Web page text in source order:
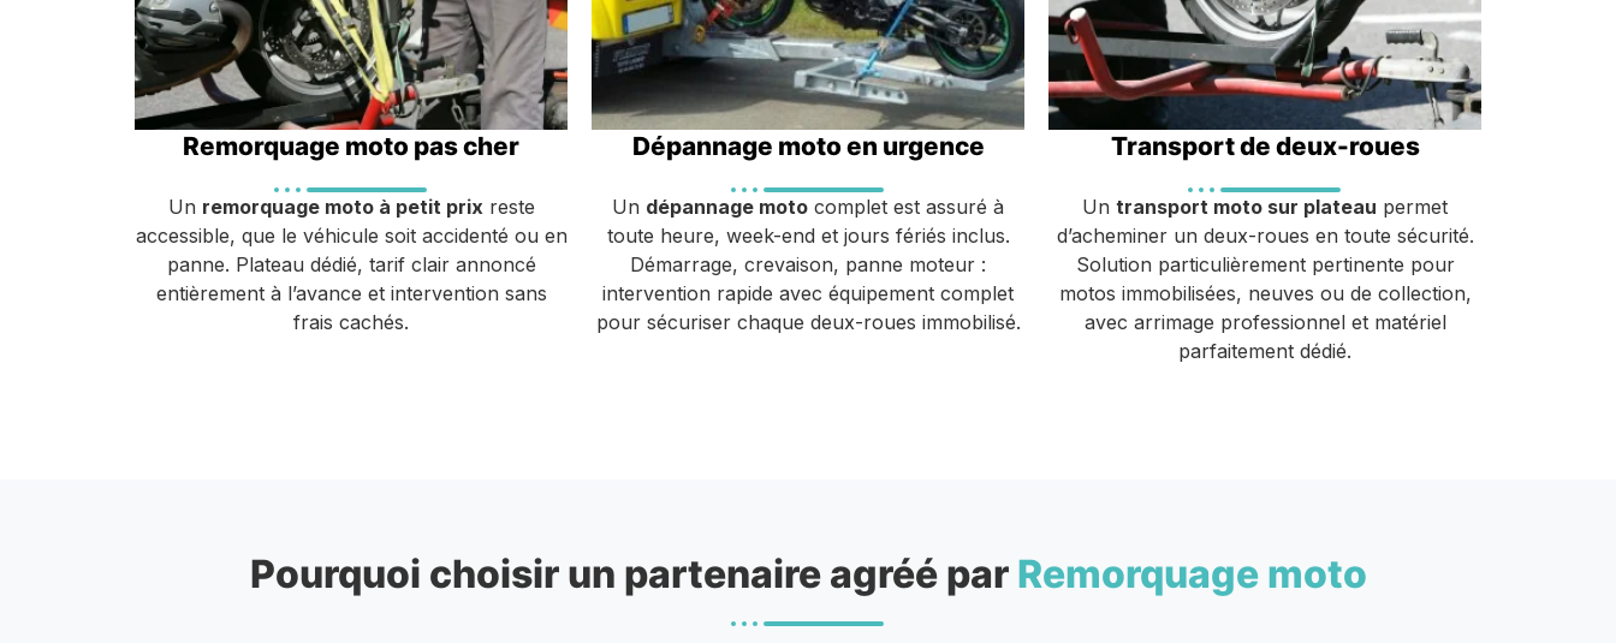
Remorquage moto pas cher
Un remorquage moto à petit prixreste
accessible, que le véhicule soit accidenté ou en
panne. Plateau dédié, tarif clair annoncé
entièrement à l’avance et intervention sans
frais cachés.
Dépannage moto en urgence
Un dépannage moto complet est assuré à
toute heure, week-end et jours fériés inclus.
Démarrage, crevaison, panne moteur :
intervention rapide avec équipement complet
pour sécuriser chaque deux-roues immobilisé.
Transport de deux-roues
Un transport moto sur plateau permet
d’acheminer un deux-roues en toute sécurité.
Solution particulièrement pertinente pour
motos immobilisées, neuves ou de collection,
avec arrimage professionnel et matériel
parfaitement dédié.
Pourquoi choisir un partenaire agréé par Remorquage moto